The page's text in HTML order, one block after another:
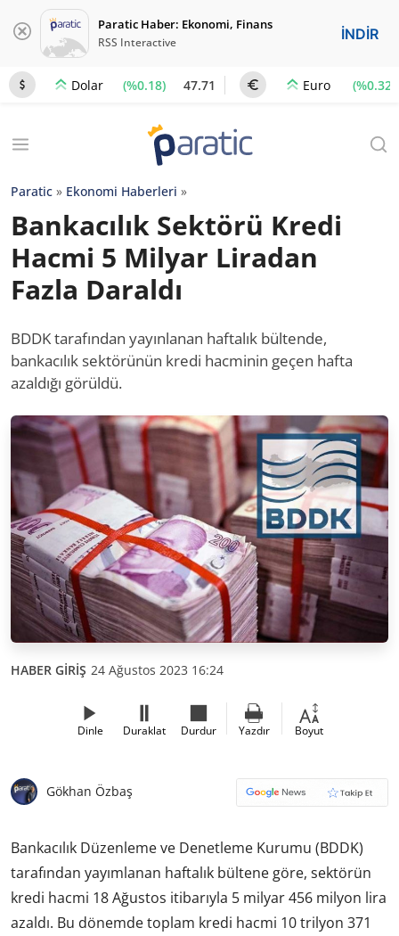
Paratic Haber: Ekonomi, Finans
RSS Interactive İNDİR
Dolar (%0.18) 47.71 Euro (%0.32)
Paratic » Ekonomi Haberleri »
Bankacılık Sektörü Kredi
Hacmi 5 Milyar Liradan
Fazla Daraldı
BDDK tarafından yayınlanan haftalık bültende,
bankacılık sektörünün kredi hacminin geçen hafta
azaldığı görüldü.
HABER GİRİŞ 24 Ağustos 2023 16:24
Dinle Duraklat Durdur Yazdır Boyut
Gökhan Özbaş
Bankacılık Düzenleme ve Denetleme Kurumu (BDDK)
tarafından yayımlanan haftalık bültene göre, sektörün
kredi hacmi 18 Ağustos itibarıyla 5 milyar 456 milyon lira
azaldı. Bu dönemde toplam kredi hacmi 10 trilyon 371